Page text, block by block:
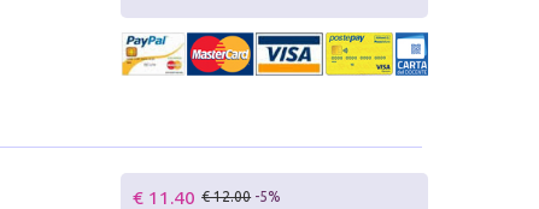
€ 11.40 € 12.00 -5%